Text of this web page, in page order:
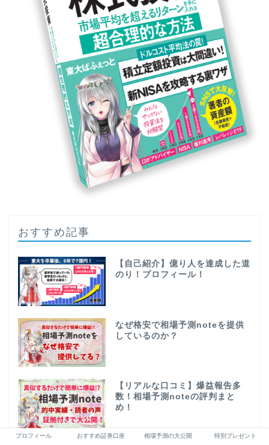
おすすめ記事
【自己紹介】億り人を達成した道
のり！プロフィール！
なぜ格安で相場予測noteを提供
しているのか？
【リアルな口コミ】爆益報告多
数！相場予測noteの評判まと
め！
プロフィール おすすめ証券口座 相場予測の大公開 特別プレゼント